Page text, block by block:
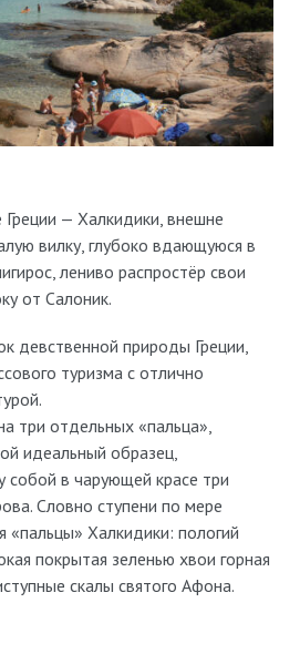
— Халкидики, внешне
вилку, глубоко вдающуюся в
лениво распростёр свои
от Салоник.
девственной природы Греции,
туризма с отлично
три отдельных «пальца»,
идеальный образец,
в чарующей красе три
Словно ступени по мере
«пальцы» Халкидики: пологий
покрытая зеленью хвои горная
скалы святого Афона.